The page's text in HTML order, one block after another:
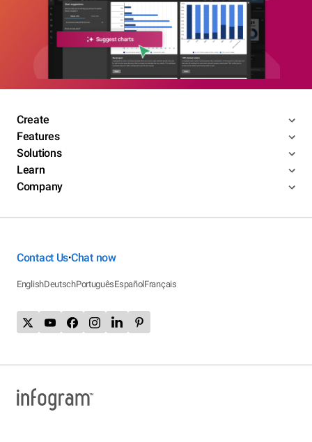
Create
Features
Solutions
Learn
Company
Contact Us•Chat now
EnglishDeutschPortuguêsEspañolFrançais